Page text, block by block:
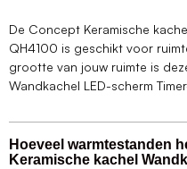
De Concept Keramische
QH4100 is geschikt voor
grootte van jouw ruimte is
Wandkachel LED-scherm
Hoeveel warmtestanden
Keramische kachel